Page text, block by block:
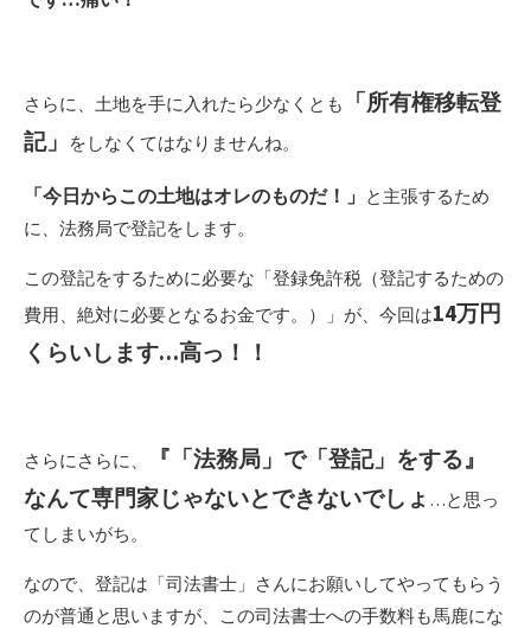
さらに、土地を手に入れたら少なくとも
「所有権移転登
記」
をしなくてはなりませんね。
「今日からこの土地はオレのものだ！」 と主張するため
に、法務局で登記をします。
この登記をするために必要な「登録免許税（登記するための
費用、絶対に必要となるお金です。）」が、今回は14万円
くらいします…高っ！！
さらにさらに、
『「法務局」で「登記」をする』
なんて専門家じゃないとできないでしょ …と思っ
てしまいがち。
なので、登記は「司法書士」さんにお願いしてやってもらう
のが普通と思いますが、この司法書士への手数料も馬鹿にな